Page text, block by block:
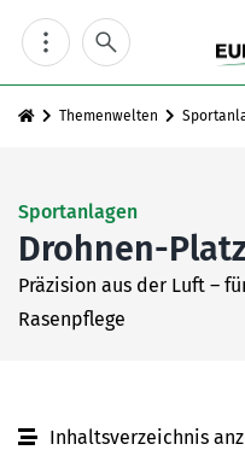
Skip
content
Themenwelten
Sportanlagen
Drohnen-
Präzision aus der Luft –
Rasenpflege
Inhaltsverzeichnis